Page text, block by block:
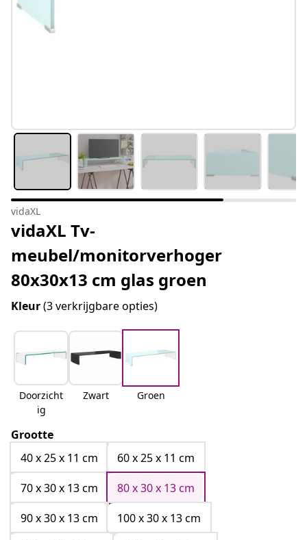
vidaXL
vidaXL Tv-
meubel/monitorverhoger
80x30x13 cm glas groen
Kleur(3 verkrijgbare opties)
Doorzicht
ig
Zwart Groen
Grootte
40 x 25 x 11 cm
60 x 25 x 11 cm
70 x 30 x 13 cm
80 x 30 x 13 cm
90 x 30 x 13 cm
100 x 30 x 13 cm